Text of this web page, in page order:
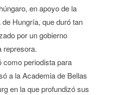
en apoyo de la
Hungría, que duró tan
por un gobierno
represora.
como periodista para
a la Academia de Bellas
en la que profundizó sus